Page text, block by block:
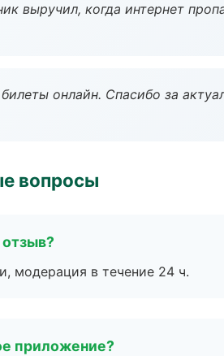
выручил, когда интернет
онлайн. Спасибо за
вопросы
модерация в течение 24 ч.
приложение?